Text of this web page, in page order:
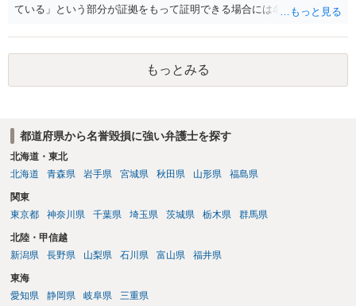
ている」という部分が証拠をもって証明できる場合には名誉権侵害や
ょう。 既に弁護士にご依頼されているとのことですので，依頼中の弁
護士と打ち合わせの末どのように対応するかを決められると良いでし
もっとみる
都道府県から名誉毀損に強い弁護士を探す
北海道・東北
北海道
青森県 岩手県 宮城県 秋田県 山形県 福島県
関東
東京都
神奈川県 千葉県 埼玉県 茨城県 栃木県 群馬県
北陸・甲信越
新潟県
長野県 山梨県 石川県 富山県 福井県
東海
愛知県
静岡県 岐阜県 三重県